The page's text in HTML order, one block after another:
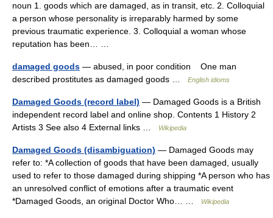
noun 1. goods which are damaged, as in transit, etc. 2. Colloquial
a person whose personality is irreparably harmed by some
previous traumatic experience. 3. Colloquial a woman whose
reputation has been… …
damaged goods — abused, in poor condition One man
described prostitutes as damaged goods …
English idioms
Damaged Goods (record label) — Damaged Goods is a British
independent record label and online shop. Contents 1 History 2
Artists 3 See also 4 External links …
Wikipedia
Damaged Goods (disambiguation) — Damaged Goods may
refer to: *A collection of goods that have been damaged, usually
used to refer to those damaged during shipping *A person who has
an unresolved conflict of emotions after a traumatic event
*Damaged Goods, an original Doctor Who… …
Wikipedia